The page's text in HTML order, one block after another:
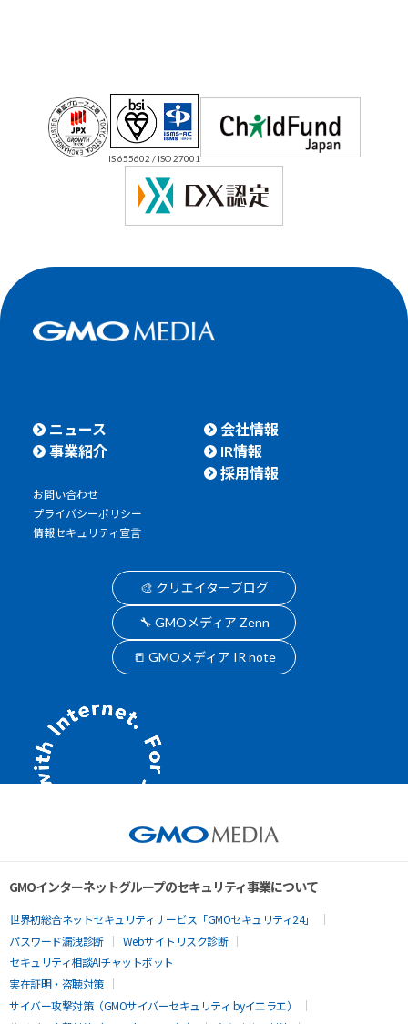
IS 655602 / ISO 27001
ニュース
事業紹介
会社情報
IR情報
採用情報
お問い合わせ
プライバシーポリシー
情報セキュリティ宣言
🎨 クリエイターブログ
🔧 GMOメディア Zenn
📒 GMOメディア IR note
GMOインターネットグループのセキュリティ事業について
世界初総合ネットセキュリティサービス「GMOセキュリティ24」
パスワード漏洩診断
Webサイトリスク診断
セキュリティ相談AIチャットボット
実在証明・盗聴対策
サイバー攻撃対策（GMOサイバーセキュリティ byイエラエ）